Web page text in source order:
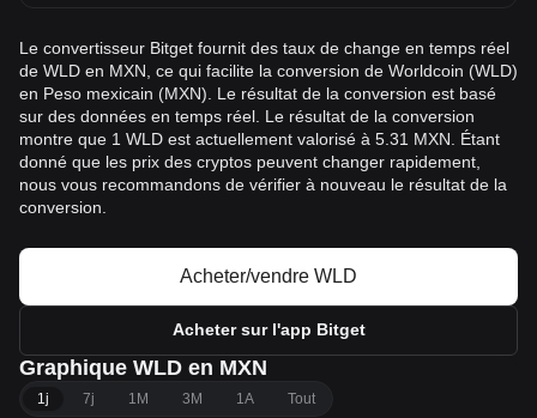
Le convertisseur Bitget fournit des taux de change en temps réel
de WLD en MXN, ce qui facilite la conversion de Worldcoin (WLD)
en Peso mexicain (MXN). Le résultat de la conversion est basé
sur des données en temps réel. Le résultat de la conversion
montre que 1 WLD est actuellement valorisé à 5.31 MXN. Étant
donné que les prix des cryptos peuvent changer rapidement,
nous vous recommandons de vérifier à nouveau le résultat de la
conversion.
Acheter/vendre WLD
Acheter sur l'app Bitget
Graphique WLD en MXN
1j 7j 1M 3M 1A Tout